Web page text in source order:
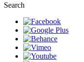
Search